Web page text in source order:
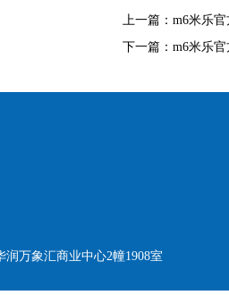
上一篇： m6米乐
下一篇： m6米乐
万象汇商业中心2幢1908室